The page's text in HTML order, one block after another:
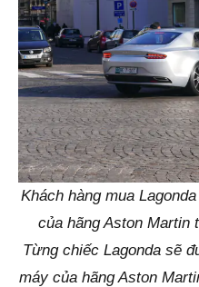
Khách hàng mua
của hãng Aston Martin
Từng chiếc Lagonda sẽ
máy của hãng Aston